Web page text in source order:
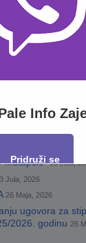
za djecu
Mutapčić“ 13 Jula,
Jula, 2026
26 Maja, 2026
ugovora za
2026. godinu 26
Info
Pridruži se
close in